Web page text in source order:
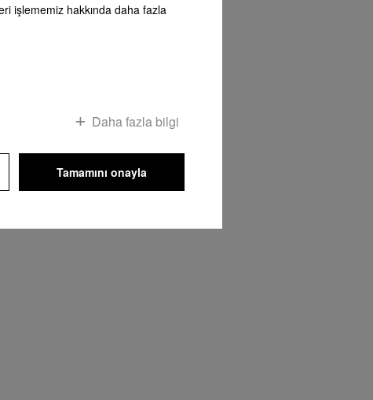
işlememiz hakkında daha fazla
Daha fazla bilgi
Tamamını onayla